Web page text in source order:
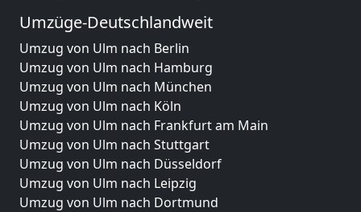
Umzüge-Deutschlandweit
Umzug von Ulm nach Berlin
Umzug von Ulm nach Hamburg
Umzug von Ulm nach München
Umzug von Ulm nach Köln
Umzug von Ulm nach Frankfurt am Main
Umzug von Ulm nach Stuttgart
Umzug von Ulm nach Düsseldorf
Umzug von Ulm nach Leipzig
Umzug von Ulm nach Dortmund